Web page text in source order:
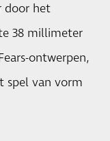
door het
38 millimeter
ontwerpen,
spel van vorm